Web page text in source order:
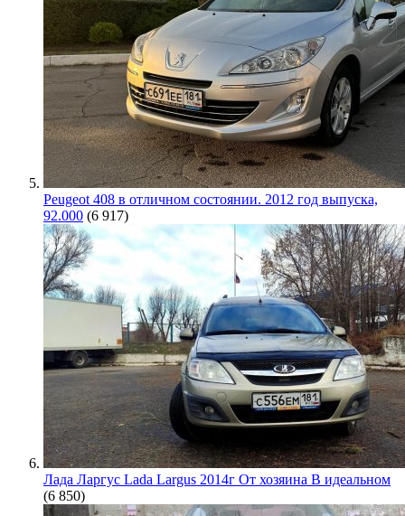
Peugeot 408 в отличном состоянии. 2012 год выпуска,
92.000 (6 917)
Лада Ларгус Lada Largus 2014г От хозяина В идеальном
(6 850)